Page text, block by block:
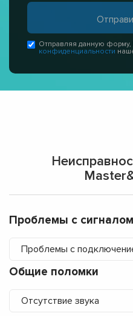
Отправляя данную форму,
конфиденциальности
Проблемы с сигналом
Проблемы с
Общие поломки
Отсутствие звука